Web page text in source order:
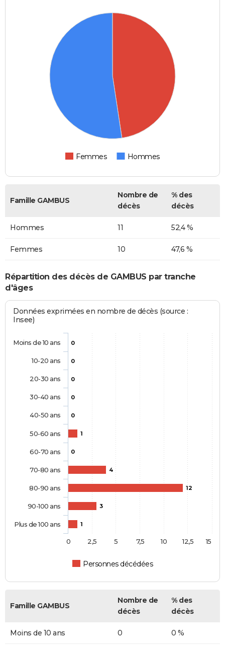
Femmes Hommes
Famille GAMBUS
Nombre de
décès
% des
décès
Hommes 11 52,4 %
Femmes 10 47,6 %
Répartition des décès de GAMBUS par tranche
d'âges
Données exprimées en nombre de décès (source :
Insee)
0
0
0
0
0
1
0
4
12
3
1
Personnes décédées
Moins de 10 ans
10-20 ans
20-30 ans
30-40 ans
40-50 ans
50-60 ans
60-70 ans
70-80 ans
80-90 ans
90-100 ans
Plus de 100 ans
0 2,5 5 7,5 10 12,5 15
Famille GAMBUS
Nombre de
décès
% des
décès
Moins de 10 ans 0 0 %